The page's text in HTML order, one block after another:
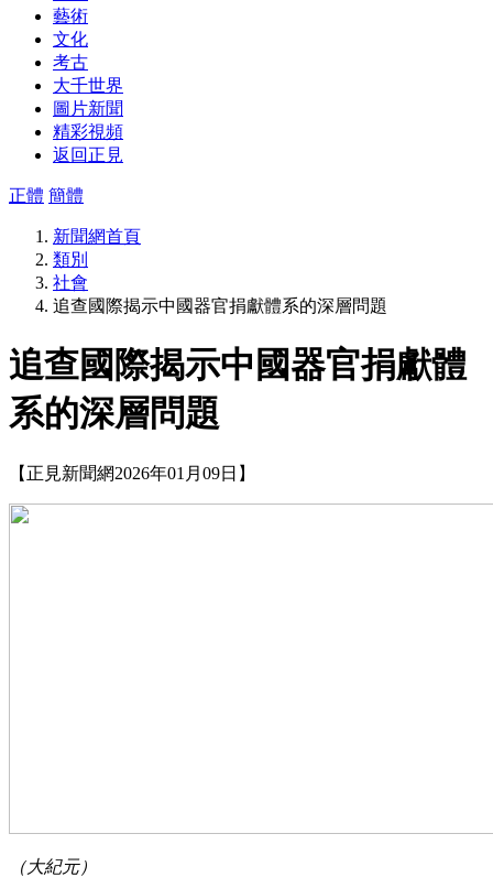
藝術
文化
考古
大千世界
圖片新聞
精彩視頻
返回正見
正體 簡體
新聞網首頁
類別
社會
追查國際揭示中國器官捐獻體系的深層問題
追查國際揭示中國器官捐獻體
系的深層問題
【正見新聞網2026年01月09日】
（大紀元）